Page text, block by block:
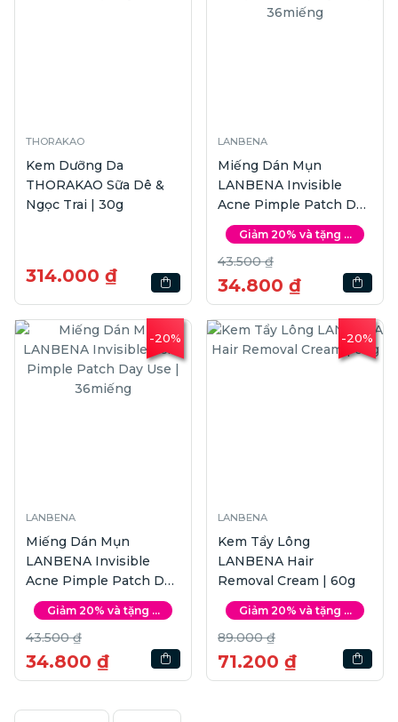
THORAKAO
Kem Dưỡng Da
THORAKAO Sữa Dê &
Ngọc Trai | 30g
314.000 ₫
LANBENA
Miếng Dán Mụn
LANBENA Invisible
Acne Pimple Patch Day
Use | 36miếng
Giảm 20% và tặng ...
43.500 ₫
34.800 ₫
-20%
LANBENA
Miếng Dán Mụn
LANBENA Invisible
Acne Pimple Patch Day
Use | 36miếng
Giảm 20% và tặng ...
43.500 ₫
34.800 ₫
-20%
LANBENA
Kem Tẩy Lông
LANBENA Hair
Removal Cream | 60g
Giảm 20% và tặng ...
89.000 ₫
71.200 ₫